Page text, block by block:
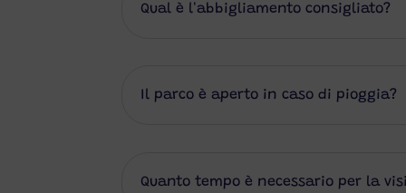
Qual è l'abbigliamento consigliato?
Il parco è aperto in caso di pioggia?
Quanto tempo è necessario per la